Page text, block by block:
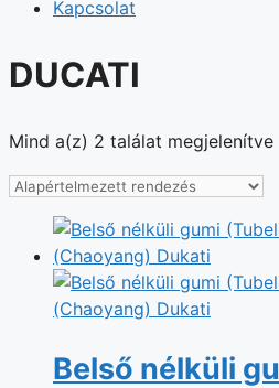
Kapcsolat
DUCATI
Mind a(z) 2 találat megjelenítve
Belső nélküli